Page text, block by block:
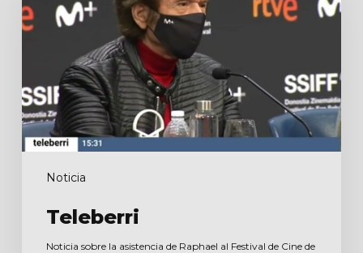
Noticia
Teleberri
Noticia sobre la asistencia de Raphael al Festival de Cine de